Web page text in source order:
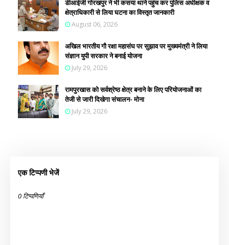
डीआईजी गोरखपुर ने भी कसया थाने पहुंच कर पुलिस अधीक्षक व
क्षेत्राधिकारी से लिया घटना का विस्तृत जानकारी
August 06, 2026
अखिल भारतीय गौ रक्षा महासंघ पर सुझाव पर मुख्यमंत्री ने लिया
संज्ञान युपी सरकार ने बनाई योजना
July 29, 2026
रामपुरखास को सर्वश्रेष्ठ क्षेत्र बनाने के लिए परियोजनाओं का
तेजी से जारी दिखेगा संचालन- मोना
July 29, 2026
एक टिप्पणी भेजें
0 टिप्पणियाँ